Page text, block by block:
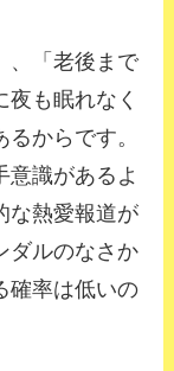
、「老後まで
も眠れなく
からです。
意識があるよ
な熱愛報道が
ダルのなさか
確率は低いの